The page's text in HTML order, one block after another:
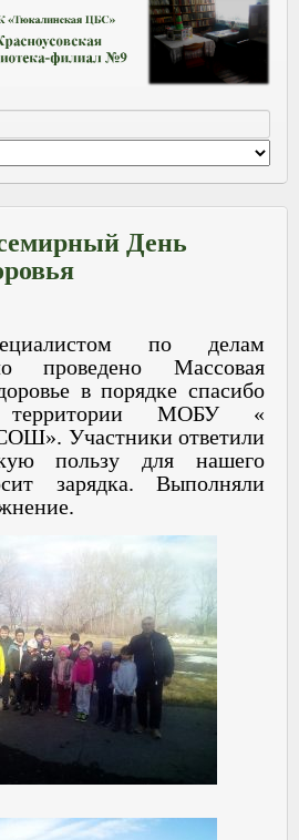
День
по делам
проведено Массовая
в порядке спасибо
территории МОБУ «
Участники ответили
пользу для нашего
зарядка. Выполняли